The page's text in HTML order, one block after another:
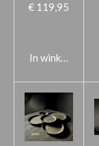
€ 119,95
In winkelwagen